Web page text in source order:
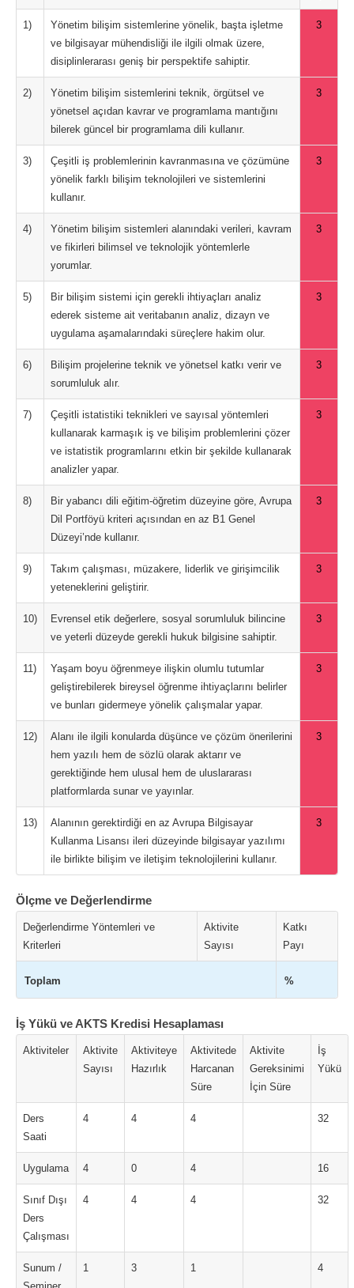
1)
Yönetim bilişim sistemlerine yönelik, başta işletme
ve bilgisayar mühendisliği ile ilgili olmak üzere,
disiplinlerarası geniş bir perspektife sahiptir.
3
2)
Yönetim bilişim sistemlerini teknik, örgütsel ve
yönetsel açıdan kavrar ve programlama mantığını
bilerek güncel bir programlama dili kullanır.
3
3)
Çeşitli iş problemlerinin kavranmasına ve çözümüne
yönelik farklı bilişim teknolojileri ve sistemlerini
kullanır.
3
4)
Yönetim bilişim sistemleri alanındaki verileri, kavram
ve fikirleri bilimsel ve teknolojik yöntemlerle
yorumlar.
3
5)
Bir bilişim sistemi için gerekli ihtiyaçları analiz
ederek sisteme ait veritabanın analiz, dizayn ve
uygulama aşamalarındaki süreçlere hakim olur.
3
6)
Bilişim projelerine teknik ve yönetsel katkı verir ve
sorumluluk alır.
3
7)
Çeşitli istatistiki teknikleri ve sayısal yöntemleri
kullanarak karmaşık iş ve bilişim problemlerini çözer
ve istatistik programlarını etkin bir şekilde kullanarak
analizler yapar.
3
8)
Bir yabancı dili eğitim-öğretim düzeyine göre, Avrupa
Dil Portföyü kriteri açısından en az B1 Genel
Düzeyi’nde kullanır.
3
9)
Takım çalışması, müzakere, liderlik ve girişimcilik
yeteneklerini geliştirir.
3
10)
Evrensel etik değerlere, sosyal sorumluluk bilincine
ve yeterli düzeyde gerekli hukuk bilgisine sahiptir.
3
11)
Yaşam boyu öğrenmeye ilişkin olumlu tutumlar
geliştirebilerek bireysel öğrenme ihtiyaçlarını belirler
ve bunları gidermeye yönelik çalışmalar yapar.
3
12)
Alanı ile ilgili konularda düşünce ve çözüm önerilerini
hem yazılı hem de sözlü olarak aktarır ve
gerektiğinde hem ulusal hem de uluslararası
platformlarda sunar ve yayınlar.
3
13)
Alanının gerektirdiği en az Avrupa Bilgisayar
Kullanma Lisansı ileri düzeyinde bilgisayar yazılımı
ile birlikte bilişim ve iletişim teknolojilerini kullanır.
3
Ölçme ve Değerlendirme
Değerlendirme Yöntemleri ve
Kriterleri
Aktivite
Sayısı
Katkı
Payı
Toplam %
İş Yükü ve AKTS Kredisi Hesaplaması
Aktiviteler
Aktivite
Sayısı
Aktiviteye
Hazırlık
Aktivitede
Harcanan
Süre
Aktivite
Gereksinimi
İçin Süre
İş
Yükü
Ders
Saati
4 4 4 32
Uygulama 4 0 4 16
Sınıf Dışı
Ders
Çalışması
4 4 4 32
Sunum /
1 3 1 4